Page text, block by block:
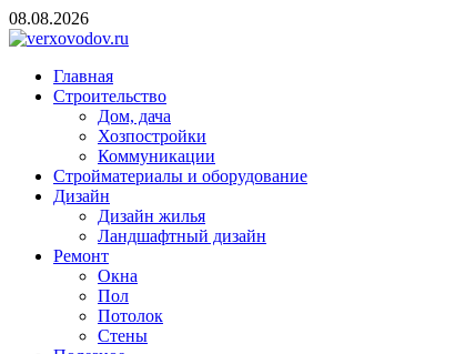
Skip
to
08.08.2026
verxovodov.ru
Ремонт и строительство
Главная
Строительство
Дом, дача
Хозпостройки
Коммуникации
Стройматериалы и оборудование
Дизайн
Дизайн жилья
Ландшафтный дизайн
Ремонт
Окна
Пол
Потолок
Стены